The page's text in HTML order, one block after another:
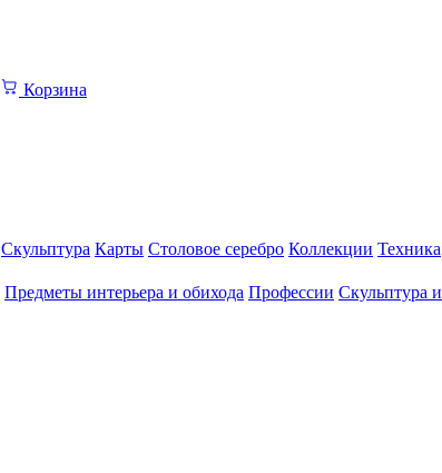
Корзина
Скульптура Карты Столовое серебро Коллекции Техника
Предметы интерьера и обихода Профессии Скульптура